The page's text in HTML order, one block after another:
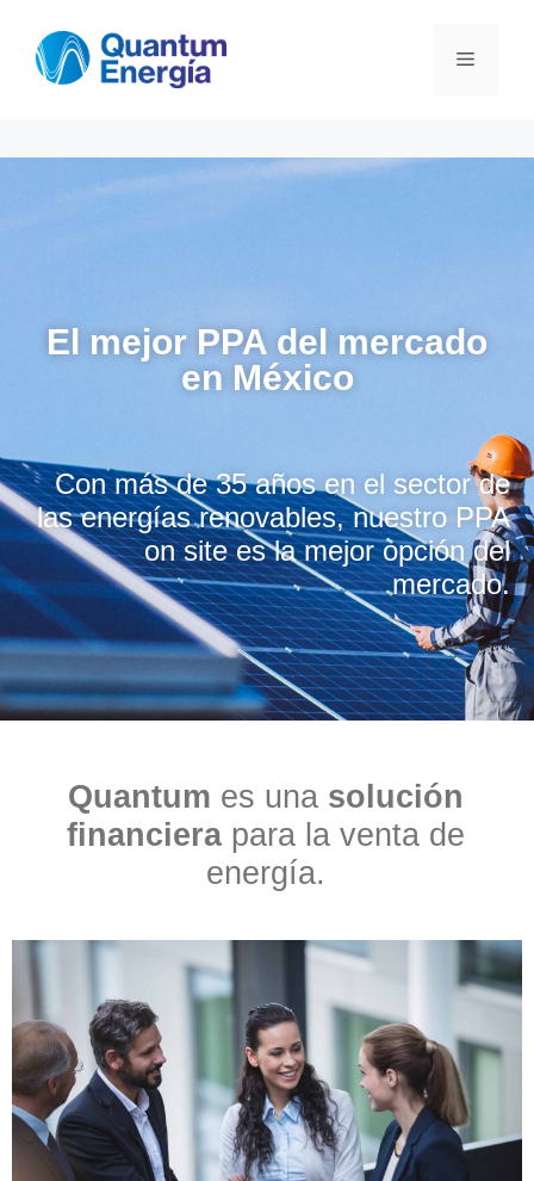
El mejor PPA del mercado
en México
Con más de 35 años en el sector de
las energías renovables, nuestro PPA
on site es la mejor opción del
mercado.
Quantum es una solución
financiera para la venta de
energía.